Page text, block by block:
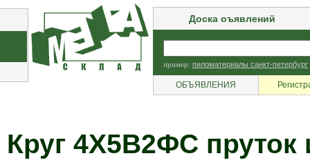
Доска оъявлений
пример: пиломатериалы санкт-петербург
ОБЪЯВЛЕНИЯ
Круг 4Х5В2ФС